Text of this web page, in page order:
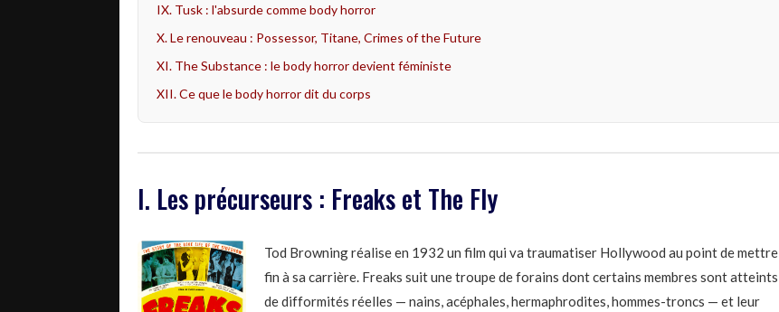
IX. Tusk : l'absurde comme body horror
X. Le renouveau : Possessor, Titane, Crimes of the Future
XI. The Substance : le body horror devient féministe
XII. Ce que le body horror dit du corps
I. Les précurseurs : Freaks et The Fly
Tod Browning réalise en 1932 un film qui va traumatiser Hollywood au point de mettre
fin à sa carrière. Freaks suit une troupe de forains dont certains membres sont atteints
de difformités réelles — nains, acéphales, hermaphrodites, hommes-troncs — et leur